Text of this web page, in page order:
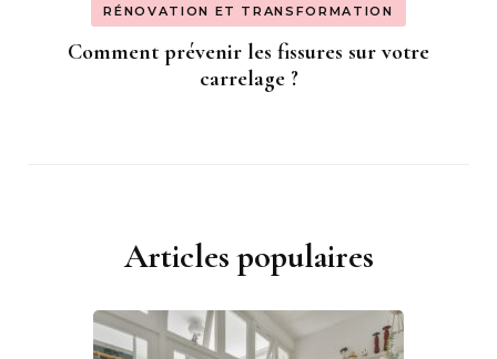
RÉNOVATION ET TRANSFORMATION
Comment prévenir les fissures sur votre
carrelage ?
Articles populaires